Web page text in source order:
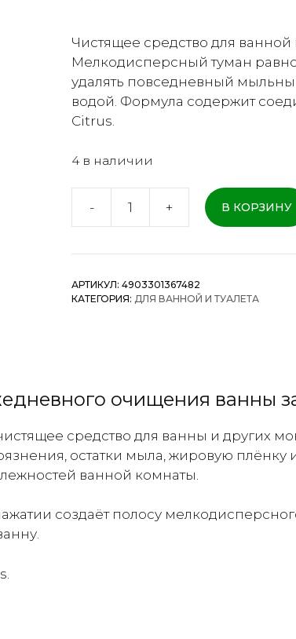
Чистящее средство для
Мелкодисперсный туман
удалять повседневный
водой. Формула содержит
Citrus.
4 в наличии
-
Количество
Lion
Plus
Plus
Citrus
Чистящее
средство
ванной
+ В КОРЗИНУ
АРТИКУЛ:4903301367482
КАТЕГОРИЯ:ДЛЯ ВАННОЙ И ТУАЛЕТА
очищения ванны
средство для ванны и других
остатки мыла, жировую
ванной комнаты.
создаёт полосу